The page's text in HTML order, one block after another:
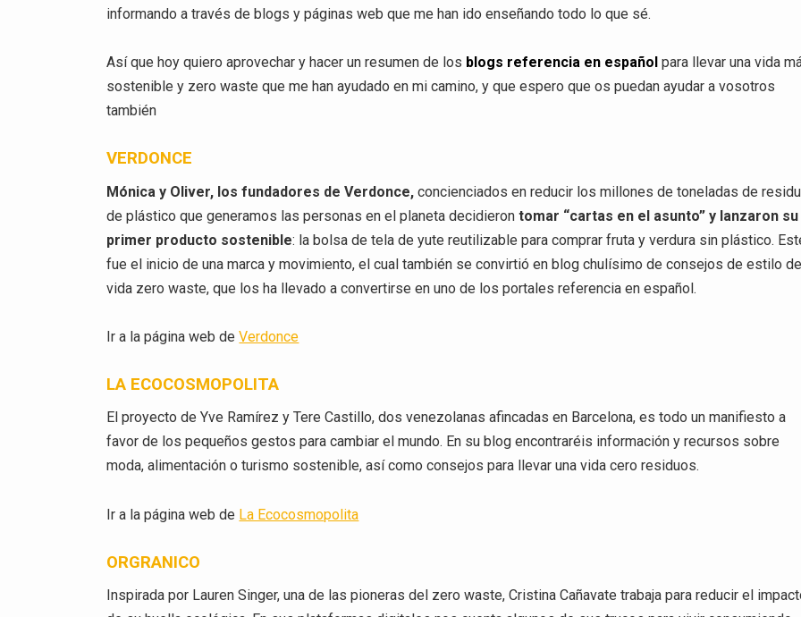
informando a través de blogs y páginas web que me han ido enseñando todo lo que sé.
Así que hoy quiero aprovechar y hacer un resumen de los blogs referencia en españolpara llevar una vida
sostenible y zero waste que me han ayudado en mi camino, y que espero que os puedan ayudar a vosotros
también
VERDONCE
Mónica y Oliver, los fundadores de Verdonce, concienciados en reducir los millones de toneladas de
de plástico que generamos las personas en el planeta decidierontomar “cartas en el asunto” y lanzaron su
primer producto sostenible: la bolsa de tela de yute reutilizable para comprar fruta y verdura sin plástico.
fue el inicio de una marca y movimiento, el cual también se convirtió en blog chulísimo de consejos de estilo
vida zero waste, que los ha llevado a convertirse en uno de los portales referencia en español.
Ir a la página web deVerdonce
LA ECOCOSMOPOLITA
El proyecto de Yve Ramírez y Tere Castillo, dos venezolanas afincadas en Barcelona, es todo un manifiesto a
favor de los pequeños gestos para cambiar el mundo. En su blog encontraréis información y recursos sobre
moda, alimentación o turismo sostenible, así como consejos para llevar una vida cero residuos.
Ir a la página web de La Ecocosmopolita
ORGRANICO
Inspirada por Lauren Singer, una de las pioneras del zero waste, Cristina Cañavate trabaja para reducir el